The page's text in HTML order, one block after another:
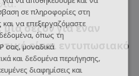
σεζόν για έναν
είναι εντυπωσιακό
σε πληροφορίες στη
να επεξεργαζόμαστε
όπως τη
σας, μοναδικά
και δεδομένα περιήγησης,
διαφημίσεις και